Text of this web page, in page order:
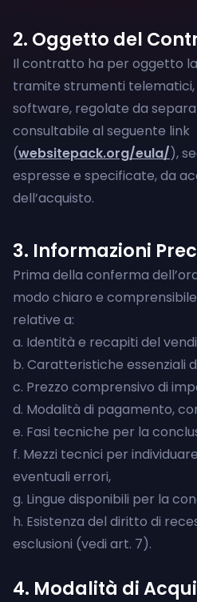
2. Oggetto del
Il contratto ha per oggetto
tramite strumenti telematici,
software, regolate da
consultabile al seguente link
(websitepack.org/eula/),
espresse e specificate, da
dell’acquisto.
3. Informazioni
Prima della conferma
modo chiaro e
relative a:
a. Identità e recapiti del
b. Caratteristiche essenziali
c. Prezzo comprensivo di
d. Modalità di pagamento,
e. Fasi tecniche per la
f. Mezzi tecnici per
eventuali errori,
g. Lingue disponibili per la
h. Esistenza del diritto di
esclusioni (vedi art. 7).
4. Modalità di